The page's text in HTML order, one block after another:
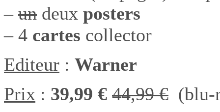
– un deux posters
– 4 cartes collector
Editeur : Warner
Prix : 39,99 € 44,99 € (blu-